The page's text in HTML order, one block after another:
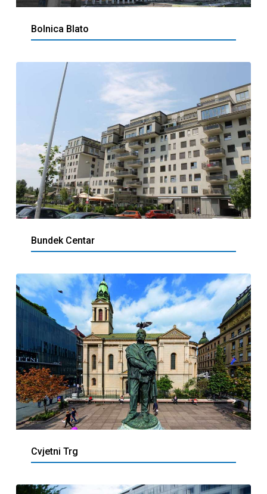
Bolnica Blato
Bundek Centar
Cvjetni Trg